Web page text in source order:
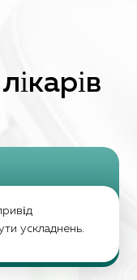
ускладнень.